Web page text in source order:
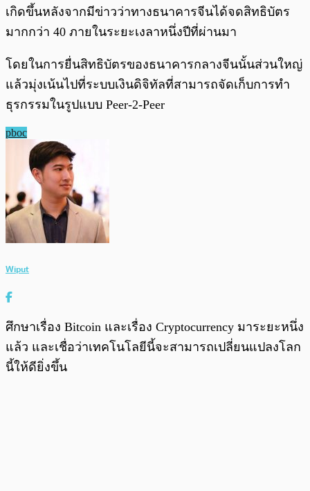
เกิดขึ้นหลังจากมีข่าวว่าทางธนาคารจีนได้จดสิทธิบัตร
มากกว่า 40 ภายในระยะเงลาหนึ่งปีที่ผ่านมา
โดยในการยื่นสิทธิบัตรของธนาคารกลางจีนนั้นส่วนใหญ่
แล้วมุ่งเน้นไปที่ระบบเงินดิจิทัลที่สามารถจัดเก็บการทำ
ธุรกรรมในรูปแบบ Peer-2-Peer
pboc
Wiput
ศึกษาเรื่อง Bitcoin และเรื่อง Cryptocurrency มาระยะหนึ่ง
แล้ว และเชื่อว่าเทคโนโลยีนี้จะสามารถเปลี่ยนแปลงโลก
นี้ให้ดียิ่งขึ้น